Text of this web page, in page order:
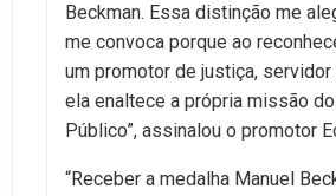
Beckman. Essa distinção me
me convoca porque ao
um promotor de justiça,
ela enaltece a própria missão
Público”, assinalou o promotor
“Receber a medalha Manuel